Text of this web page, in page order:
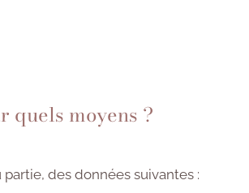
quels moyens ?
des données suivantes :